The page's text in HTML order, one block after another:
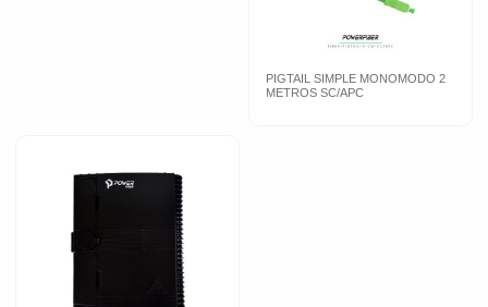
PIGTAIL SIMPLE MONOMODO 2
METROS SC/APC